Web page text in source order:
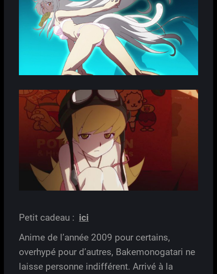
Petit cadeau : ici
Anime de l’année 2009 pour certains,
overhypé pour d’autres, Bakemonogatari ne
laisse personne indifférent. Arrivé à la